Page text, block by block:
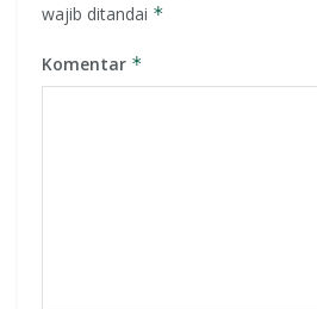
wajib ditandai *
Komentar *